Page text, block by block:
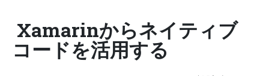
Xamarinからネイティブ
コードを活用する